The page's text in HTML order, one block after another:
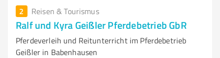
2 Reisen & Tourismus
Ralf und Kyra Geißler Pferdebetrieb GbR
Pferdeverleih und Reitunterricht im Pferdebetrieb
Geißler in Babenhausen